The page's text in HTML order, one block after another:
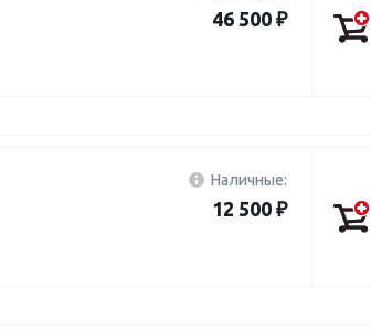
46 500 ₽
Наличные:
12 500 ₽